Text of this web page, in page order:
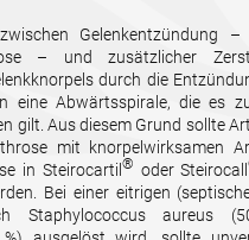
Gelenkentzündung –
– und zusätzlicher
durch die
eine Abwärtsspirale, die es
gilt. Aus diesem Grund sollte
mit knorpelwirksamen
in Steirocartil ® oder Steirocall
Bei einer eitrigen
Staphylococcus aureus